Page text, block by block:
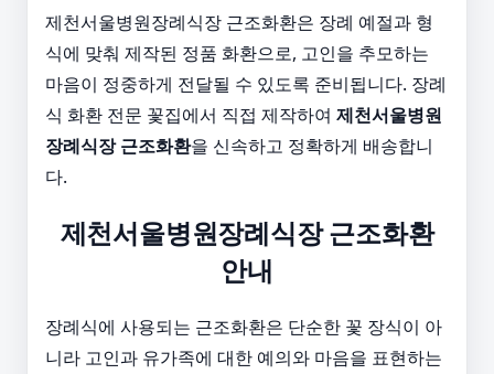
제천서울병원장례식장 근조화환은 장례 예절과 형
식에 맞춰 제작된 정품 화환으로, 고인을 추모하는
마음이 정중하게 전달될 수 있도록 준비됩니다. 장례
식 화환 전문 꽃집에서 직접 제작하여 제천서울병원
장례식장 근조화환을 신속하고 정확하게 배송합니
다.
제천서울병원장례식장 근조화환
안내
장례식에 사용되는 근조화환은 단순한 꽃 장식이 아
니라 고인과 유가족에 대한 예의와 마음을 표현하는